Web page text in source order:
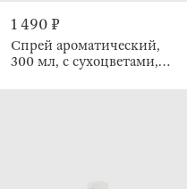
1 490 ₽
Спрей ароматический,
300 мл, с сухоцветами,